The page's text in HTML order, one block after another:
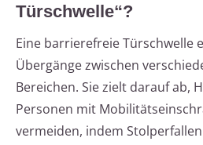
Türschwelle“?
Eine barrierefreie Türschwelle
Übergänge zwischen
Bereichen. Sie zielt darauf ab,
Personen mit
vermeiden, indem